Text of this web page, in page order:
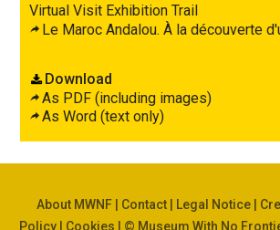
Virtual Visit Exhibition Trail
Le Maroc Andalou. À la découverte
Download
As PDF (including images)
As Word (text only)
About MWNF Contact Legal Notice
Policy
Cookies | © Museum With No